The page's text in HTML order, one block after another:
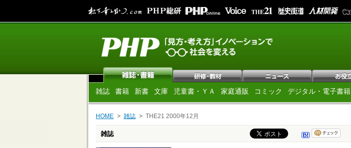
雑誌 書籍 新書 文庫 児童書・ＹＡ 家庭通販 コミック デジタル・電子書籍
HOME 雑誌 THE21 2000年12月
雑誌